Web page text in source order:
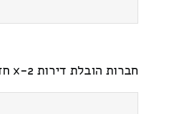
חברות הובלת דירות 2-x חדרים מכפר מנחם ← למזכרת בתיה כולל פירוק והרכבה